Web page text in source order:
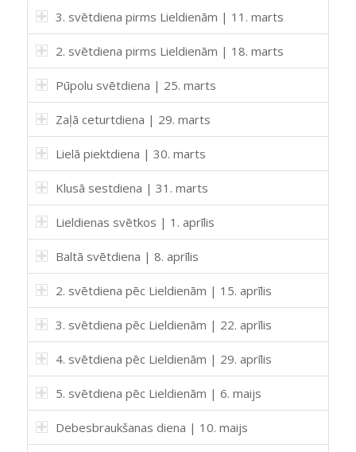
3. svētdiena pirms Lieldienām | 11. marts
2. svētdiena pirms Lieldienām | 18. marts
Pūpolu svētdiena | 25. marts
Zaļā ceturtdiena | 29. marts
Lielā piektdiena | 30. marts
Klusā sestdiena | 31. marts
Lieldienas svētkos | 1. aprīlis
Baltā svētdiena | 8. aprīlis
2. svētdiena pēc Lieldienām | 15. aprīlis
3. svētdiena pēc Lieldienām | 22. aprīlis
4. svētdiena pēc Lieldienām | 29. aprīlis
5. svētdiena pēc Lieldienām | 6. maijs
Debesbraukšanas diena | 10. maijs